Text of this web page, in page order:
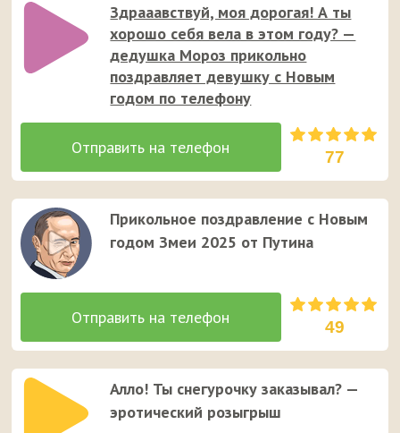
Здрааавствуй, моя дорогая! А ты
хорошо себя вела в этом году? —
дедушка Мороз прикольно
поздравляет девушку с Новым
годом по телефону
77
Прикольное поздравление с Новым
годом Змеи 2025 от Путина
49
Алло! Ты снегурочку заказывал? —
эротический розыгрыш